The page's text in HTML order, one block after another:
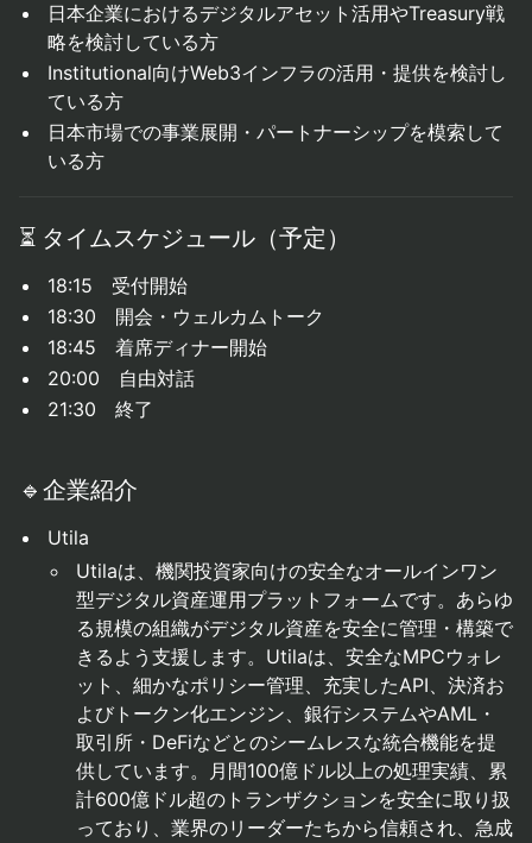
日本企業におけるデジタルアセット活用やTreasury戦
略を検討している方
Institutional向けWeb3インフラの活用・提供を検討し
ている方
日本市場での事業展開・パートナーシップを模索して
いる方
⏳ タイムスケジュール （予定）
18:15 受付開始
18:30 開会・ウェルカムトーク
18:45 着席ディナー開始
20:00 自由対話
21:30 終了
🔹企業紹介
Utila
Utilaは、機関投資家向けの安全なオールインワン
型デジタル資産運用プラットフォームです。あらゆ
る規模の組織がデジタル資産を安全に管理・構築で
きるよう支援します。Utilaは、安全なMPCウォレ
ット、細かなポリシー管理、充実したAPI、決済お
よびトークン化エンジン、銀行システムやAML・
取引所・DeFiなどとのシームレスな統合機能を提
供しています。月間100億ドル以上の処理実績、累
計600億ドル超のトランザクションを安全に取り扱
っており、業界のリーダーたちから信頼され、急成